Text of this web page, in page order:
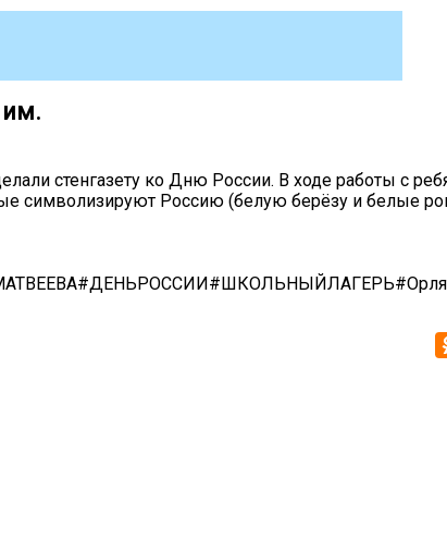
им.
стенгазету ко Дню России. В ходе работы с
символизируют Россию (белую берёзу и белые